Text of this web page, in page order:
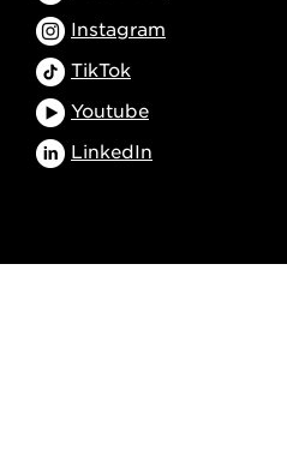
Instagram
TikTok
Youtube
LinkedIn